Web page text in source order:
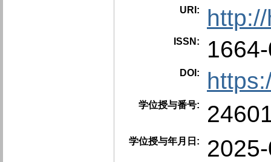
URI:
ISSN:
DOI:
学位授与番号:
学位授与年月日: